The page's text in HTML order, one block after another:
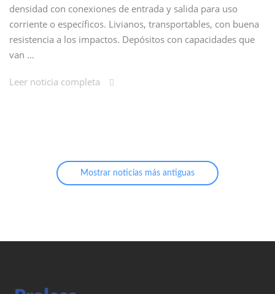
densidad con conexiones de entrada y salida para uso
corriente o específicos. Livianos, transportables, con buena
resistencia a los impactos. Depósitos con capacidades que
van …
Leer noticia completa
Mostrar noticias más antiguas